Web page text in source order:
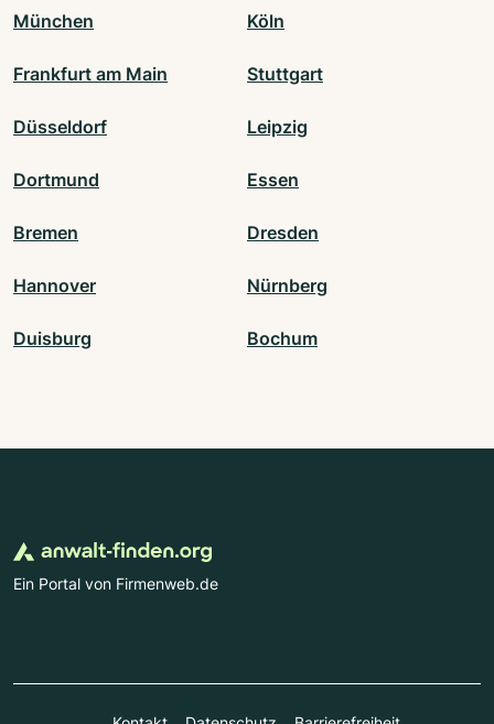
München Köln
Frankfurt am Main Stuttgart
Düsseldorf Leipzig
Dortmund Essen
Bremen Dresden
Hannover Nürnberg
Duisburg Bochum
Ein Portal von Firmenweb.de